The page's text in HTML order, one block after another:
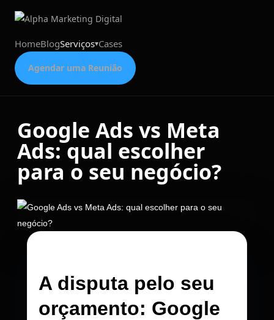
HomeBlogServiços Cases
Agendar uma Reunião
Google Ads vs Meta
Ads: qual escolher
para o seu negócio?
A disputa pelo seu
orçamento: Google